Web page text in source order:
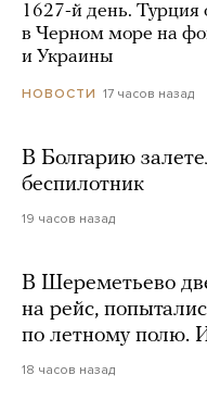
1627-й день. Турция
в Черном море на
и Украины
НОВОСТИ 17 часов назад
В Болгарию
беспилотник
19 часов назад
В Шереметьево
на рейс,
по летному полю.
18 часов назад